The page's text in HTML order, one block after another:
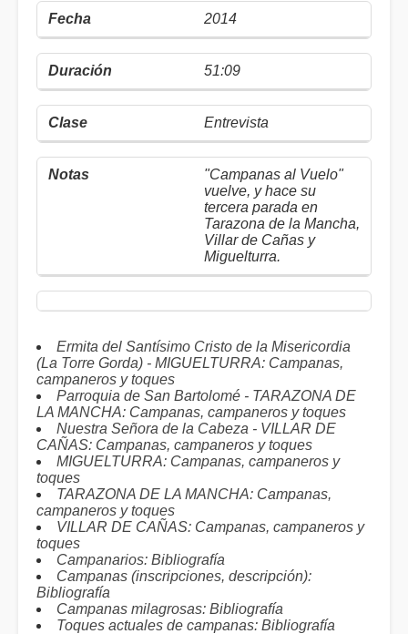
2014
51:09
Entrevista
"Campanas al Vuelo"
vuelve, y hace su
tercera parada en
Tarazona de la Mancha,
Villar de Cañas y
Miguelturra.
Ermita del Santísimo Cristo de la Misericordia
(La Torre Gorda) - MIGUELTURRA: Campanas,
campaneros y toques
Parroquia de San Bartolomé - TARAZONA DE
LA MANCHA: Campanas, campaneros y toques
Nuestra Señora de la Cabeza - VILLAR DE
CAÑAS: Campanas, campaneros y toques
MIGUELTURRA: Campanas, campaneros y
toques
TARAZONA DE LA MANCHA: Campanas,
campaneros y toques
VILLAR DE CAÑAS: Campanas, campaneros y
toques
Campanarios: Bibliografía
Campanas (inscripciones, descripción):
Bibliografía
Campanas milagrosas: Bibliografía
Toques actuales de campanas: Bibliografía